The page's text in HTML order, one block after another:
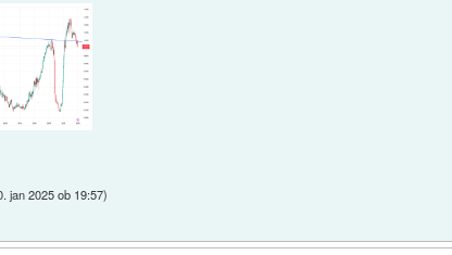
jan 2025 ob 19:57)